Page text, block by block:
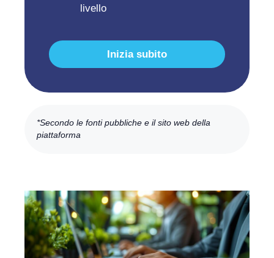
livello
Inizia subito
*Secondo le fonti pubbliche e il sito web della
piattaforma